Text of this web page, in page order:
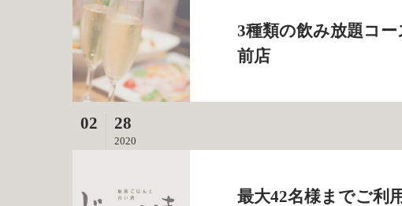
3種類の飲み放題コ
前店
02 28
2020
最大42名様までご利